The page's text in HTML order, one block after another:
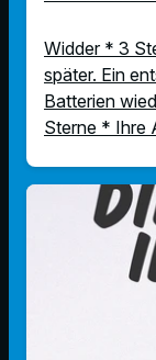
Widder * 3
später. Ein
Batterien
Sterne * Ihre